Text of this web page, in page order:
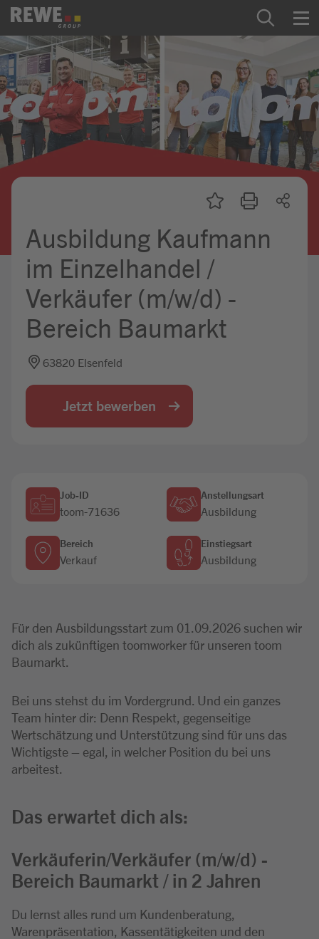
Zum Inhalt springen
Startseite
REWE Group als Arbeitgeber
Ausbildung & Studium
Praktikum & Werkstudium
Mein Kandidat:innenprofil
Jobbörse
Ausbildung Kaufmann
im Einzelhandel /
Verkäufer (m/w/d) -
Bereich Baumarkt
63820 Elsenfeld
Jetzt bewerben
Job-ID
toom-71636
Anstellungsart
Ausbildung
Bereich
Verkauf
Einstiegsart
Ausbildung
Für den Ausbildungsstart zum 01.09.2026 suchen wir
dich als zukünftigen toomworker für unseren toom
Baumarkt.
Bei uns stehst du im Vordergrund. Und ein ganzes
Team hinter dir: Denn Respekt, gegenseitige
Wertschätzung und Unterstützung sind für uns das
Wichtigste – egal, in welcher Position du bei uns
arbeitest.
Das erwartet dich als:
Verkäuferin/Verkäufer (m/w/d) -
Bereich Baumarkt / in 2 Jahren
Du lernst alles rund um Kundenberatung,
Warenpräsentation, Kassentätigkeiten und den